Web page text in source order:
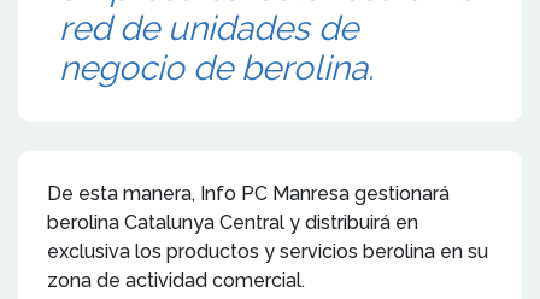
red de unidades de
negocio de berolina.
De esta manera, Info PC Manresa gestionará
berolina Catalunya Central y distribuirá en
exclusiva los productos y servicios berolina en su
zona de actividad comercial.